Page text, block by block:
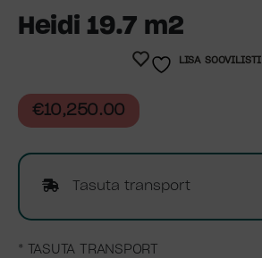
Heidi 19.7 m2
€10,250.00
Tasuta transport
* TASUTA TRANSPORT
LISA SOOVILISTI